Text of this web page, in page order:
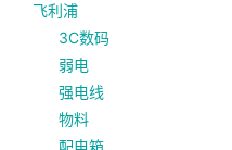
飞利浦
3C数码
弱电
强电线
物料
配电箱